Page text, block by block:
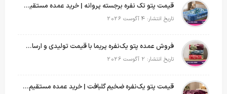
قیمت پتو تک نفره برجسته پروانه | خرید عمده مستقیم با بهترین قیمت بازار
تاریخ انتشار: 4 آگوست 2026
فروش عمده پتو یک‌نفره پریما با قیمت تولیدی و ارسال به سراسر کشور
تاریخ انتشار: 2 آگوست 2026
قیمت پتو یک‌نفره ضخیم گلبافت | خرید عمده مستقیم با بهترین قیمت